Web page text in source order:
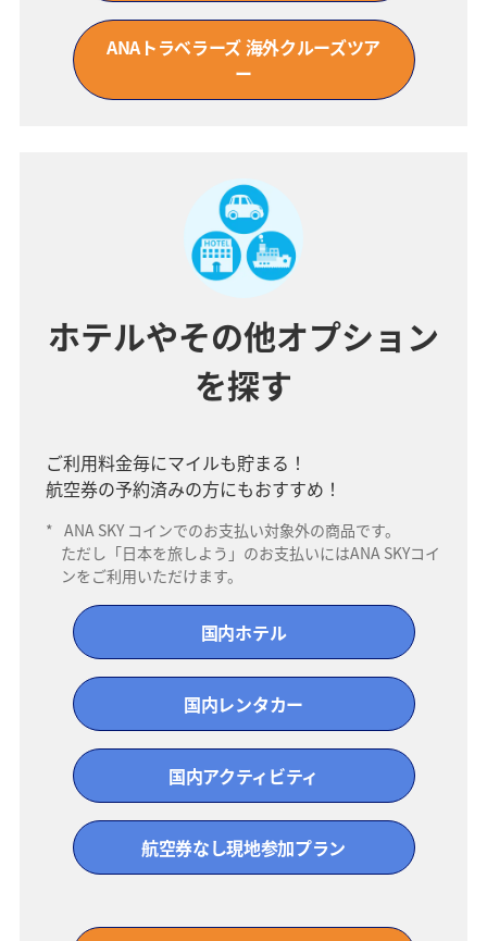
ANAトラベラーズ 海外クルーズツア
ー
ホテルやその他オプション
を探す
ご利用料金毎にマイルも貯まる！
航空券の予約済みの方にもおすすめ！
* ANA SKY コインでのお支払い対象外の商品です。
ただし「日本を旅しよう」のお支払いにはANA SKYコイ
ンをご利用いただけます。
国内ホテル
国内レンタカー
国内アクティビティ
航空券なし現地参加プラン